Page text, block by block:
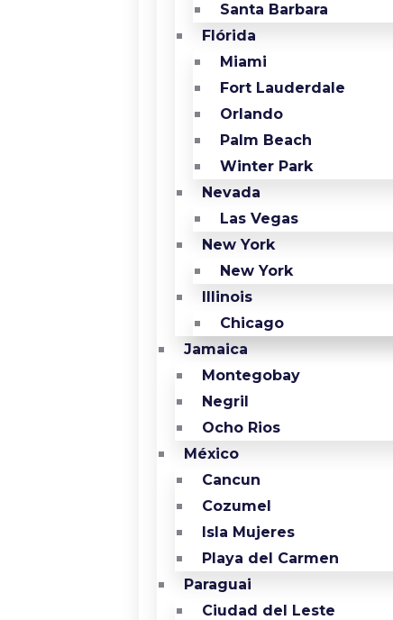
Santa Barbara
Flórida
Miami
Fort Lauderdale
Orlando
Palm Beach
Winter Park
Nevada
Las Vegas
New York
New York
Illinois
Chicago
Jamaica
Montegobay
Negril
Ocho Rios
México
Cancun
Cozumel
Isla Mujeres
Playa del Carmen
Paraguai
Ciudad del Leste